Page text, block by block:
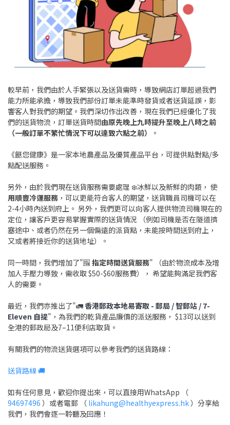
較早前，我們由於人手緊張以及送貨需時，導致網店訂單超過我們
能力所能承擔，導致我們部份訂單未能準時發貨或者送貨延誤，影
響客人對我們的期望。我們深切作出改善，現在我們已經優化了我
們的送貨物流，訂單送貨時間由原先晚上九時提升至晚上八時之前
（一般訂單不繁忙情況下可以達致六點之前）
。
《餸您健康》是一家本地農產品及優質產品平台，可提供點對點/多
點配送服務。
另外，由於我們現在送貨服務需要處理 ❄️冰鮮以及新鮮的肉類， 使
用順豐冷運服務 ，可以更能符合客人的期望，送貨職員司機可以在
2-4小時內送到府上。 另外，我們更可以向客人提供物流司機現在的
定位，讓客戶更容易掌握實際的送貨情況 （例如司機是否在隧道擠
塞途中、或者仍然在另一個偏遠的派貨點，未能按時間送到府上，
又或者將接近你的送貨地址）。
同一時間，我們增加了"🈯️ 指定時間送貨服務" （由於物流成本及增
加人手壓力導致，需收取 $50-$60服務費）， 希望能夠滿足我們客
人的需要。
最近，我們亦推出了"🚛香港郵政本地易寄取 - 郵局 / 智郵站 / 7-
Eleven 自提"，為我們的乾貨產品廉價的派送服務， $13可以送到
全港的郵政局及7–11便利店取貨。
有關我們的物流送貨選項可以參考我們的送貨路線：
送貨路線 🚚
如有任何意見，歡迎你提出來，可以直接用WhatsApp （
94697496 ）或者電郵 （ likahung@healthyexpress.hk）分享給
我們，我們會逐一聆聽及回應！